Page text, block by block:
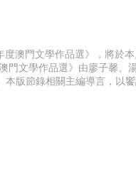
澳門文學作品選》，將於
門文學作品選》由廖子馨、
版節錄相關主編導言，以饗